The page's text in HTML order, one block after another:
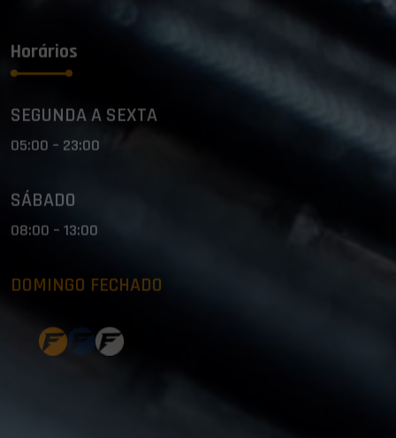
Horários
SEGUNDA A SEXTA
05:00 – 23:00
SÁBADO
08:00 – 13:00
DOMINGO FECHADO